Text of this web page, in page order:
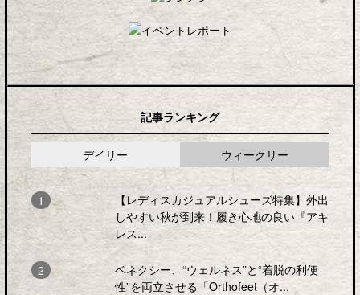
記事ランキング
デイリー ウィークリー
【レディスカジュアルシューズ特集】外出
しやすい秋が到来！履き心地の良い『アキ
レス...
ベネクシー、“ウェルネス”と“着脱の利便
性”を両立させる「Orthofeet（オ...